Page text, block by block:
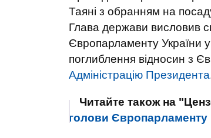
Таяні з обранням на
Глава держави висловив
Європарламенту України у
поглиблення відносин з
Адміністрацію Президента
Читайте також на
голови Європарламенту